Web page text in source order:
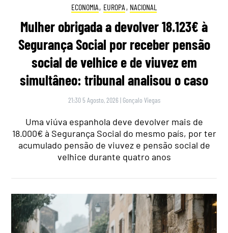
ECONOMIA, EUROPA , NACIONAL
Mulher obrigada a devolver 18.123€ à
Segurança Social por receber pensão
social de velhice e de viuvez em
simultâneo: tribunal analisou o caso
21:30 5 Agosto, 2026 | Gonçalo Viegas
Uma viúva espanhola deve devolver mais de
18.000€ à Segurança Social do mesmo país, por ter
acumulado pensão de viuvez e pensão social de
velhice durante quatro anos